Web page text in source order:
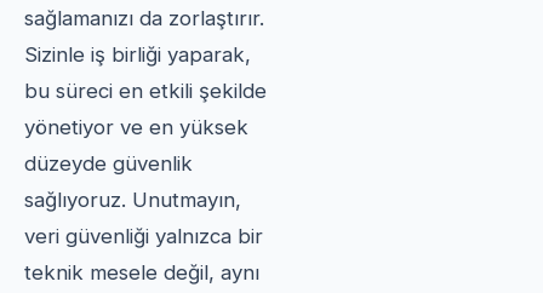
sağlamanızı da zorlaştırır.
Sizinle iş birliği yaparak,
bu süreci en etkili şekilde
yönetiyor ve en yüksek
düzeyde güvenlik
sağlıyoruz. Unutmayın,
veri güvenliği yalnızca bir
teknik mesele değil, aynı